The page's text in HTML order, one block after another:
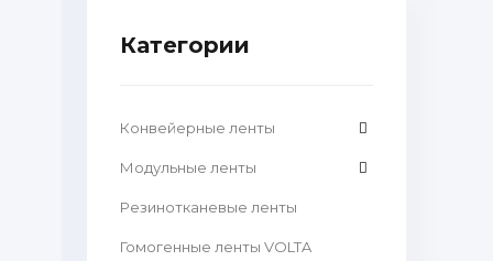
Категории
Конвейерные ленты
Модульные ленты
Резинотканевые ленты
Гомогенные ленты VOLTA